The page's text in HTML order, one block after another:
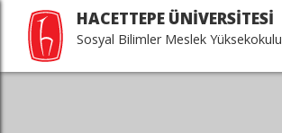
HACETTEPE ÜNİVERSİTESİ
Sosyal Bilimler Meslek Yüksekokulu